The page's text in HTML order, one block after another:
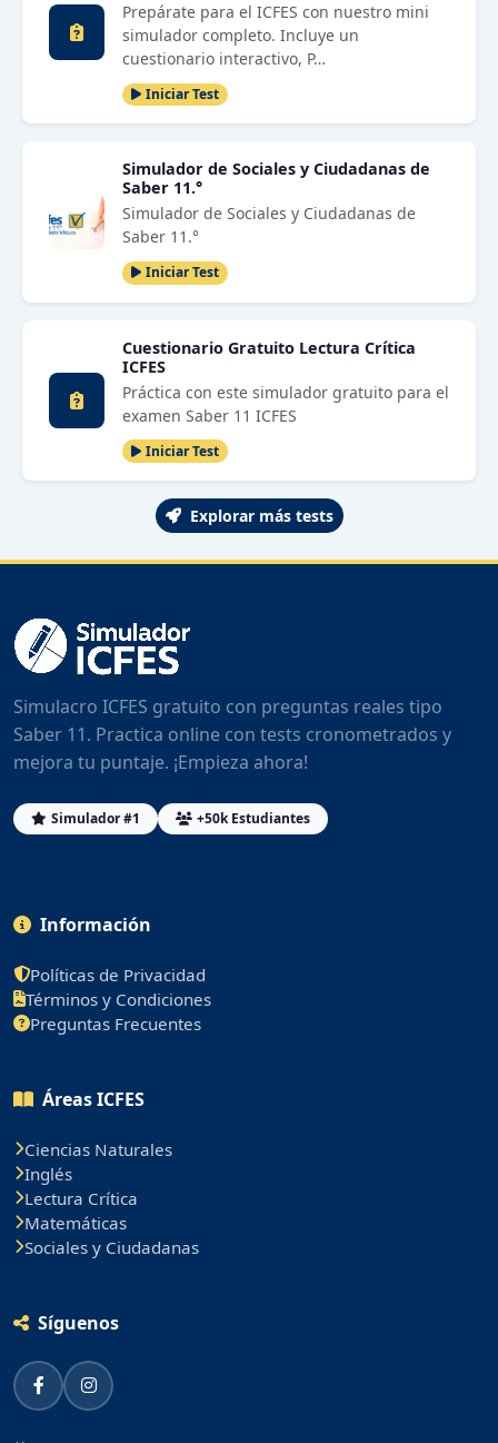
Prepárate para el ICFES con nuestro mini
simulador completo. Incluye un
cuestionario interactivo, P…
Iniciar Test
Simulador de Sociales y Ciudadanas de
Saber 11.°
Simulador de Sociales y Ciudadanas de
Saber 11.°
Iniciar Test
Cuestionario Gratuito Lectura Crítica
ICFES
Práctica con este simulador gratuito para el
examen Saber 11 ICFES
Iniciar Test
Explorar más tests
Simulacro ICFES gratuito con preguntas reales tipo
Saber 11. Practica online con tests cronometrados y
mejora tu puntaje. ¡Empieza ahora!
Simulador #1 +50k Estudiantes
Información
Políticas de Privacidad
Términos y Condiciones
Preguntas Frecuentes
Áreas ICFES
Ciencias Naturales
Inglés
Lectura Crítica
Matemáticas
Sociales y Ciudadanas
Síguenos